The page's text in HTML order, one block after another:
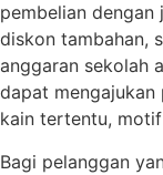
pembelian
diskon tambahan,
anggaran sekolah
dapat
kain tertentu, motif
Bagi pelanggan